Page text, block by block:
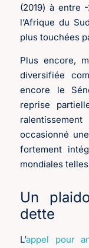
(2019) à entre
l’Afrique du
plus touchées
Plus encore,
diversifiée
encore le
reprise
occasionné
fortement
mondiales
Un
dette
L’appel pour